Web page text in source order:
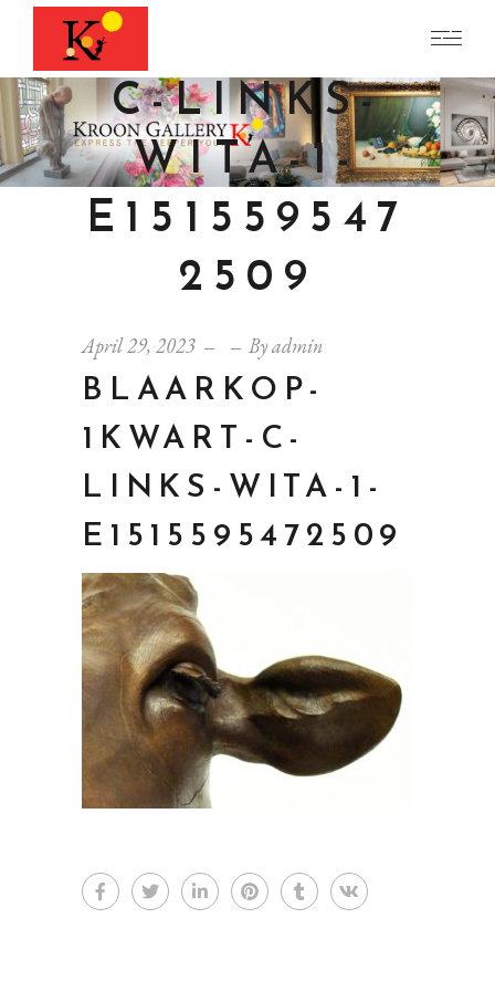
-1KWART-
C-LINKS-
WITA-1-
E151559547
2509
April 29, 2023 Byadmin
BLAARKOP-
1KWART-C-
LINKS-WITA-1-
E1515595472509